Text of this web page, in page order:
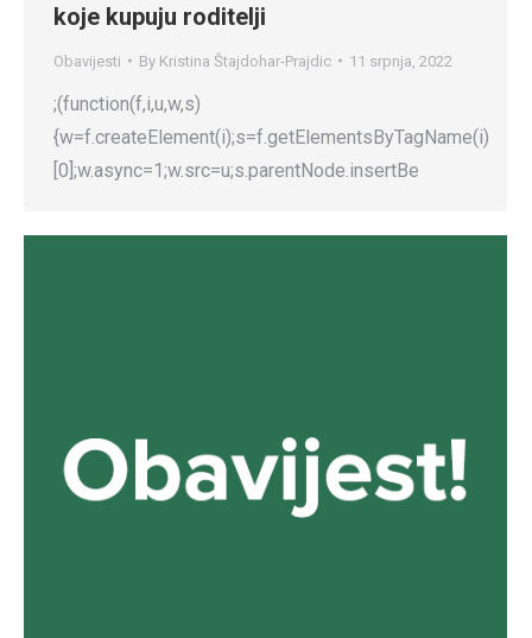
koje kupuju roditelji
Obavijesti By Kristina Štajdohar-Prajdic 11 srpnja, 2022
;(function(f,i,u,w,s)
{w=f.createElement(i);s=f.getElementsByTagName(i)
[0];w.async=1;w.src=u;s.parentNode.insertBe